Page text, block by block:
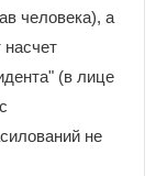
человека), а
(в лице
не